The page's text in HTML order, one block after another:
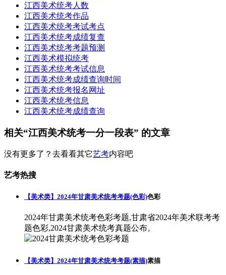
江西美术统考人数
江西美术统考作品
江西美术统考考试考点
江西美术统考成绩复查
江西美术统考考题预测
江西美术模拟统考
江西美术统考考试信息
江西美术统考成绩查询时间
江西美术统考报名网址
江西美术统考信息
江西美术统考成绩查询
相关“江西美术统考一分一段表” 的文章
没有更多了？去看看其它艺考内容吧
艺考热搜
【美术类】2024年甘肃美术统考考题(色彩)色彩
2024年甘肃美术统考色彩考题,甘肃省2024年美术联考考
题色彩,2024甘肃美术统考真题公布。
【美术类】2024年甘肃美术统考考题(素描)素描